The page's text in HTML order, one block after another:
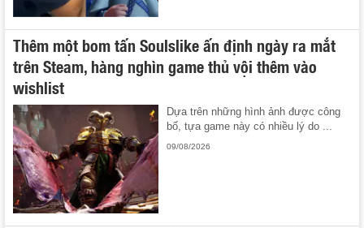
Thêm một bom tấn Soulslike ấn định ngày ra mắt
trên Steam, hàng nghìn game thủ vội thêm vào
wishlist
Dựa trên những hình ảnh được công
bố, tựa game này có nhiều lý do ...
09/08/2026